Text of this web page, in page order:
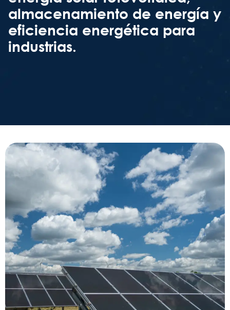
almacenamiento de energía y
eficiencia energética para
industrias.